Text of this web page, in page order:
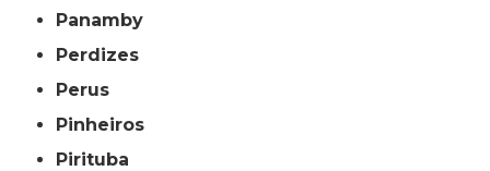
Panamby
Perdizes
Perus
Pinheiros
Pirituba